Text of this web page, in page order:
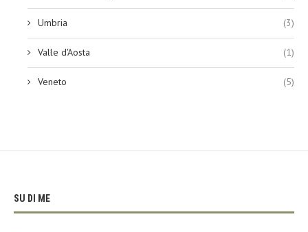
Umbria (3)
Valle d'Aosta (1)
Veneto (5)
SU DI ME